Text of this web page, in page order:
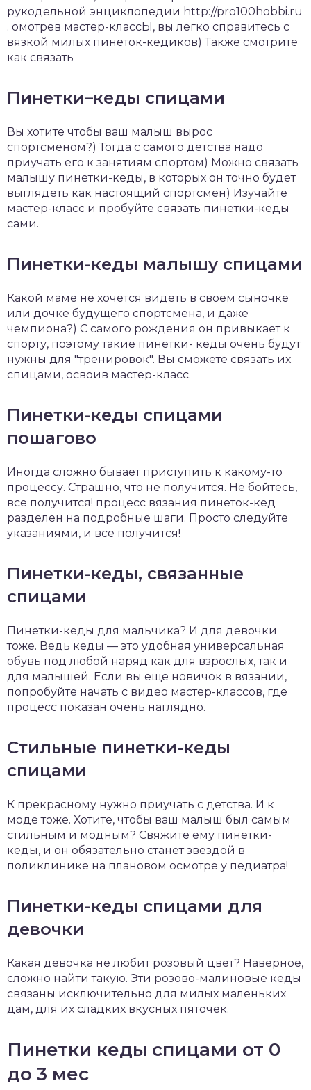
рукодельной энциклопедии http://pro100hobbi.ru
. омотрев мастер-классЫ, вы легко справитесь с
вязкой милых пинеток-кедиков) Также смотрите
как связать
Пинетки–кеды спицами
Вы хотите чтобы ваш малыш вырос
спортсменом?) Тогда с самого детства надо
приучать его к занятиям спортом) Можно связать
малышу пинетки-кеды, в которых он точно будет
выглядеть как настоящий спортсмен) Изучайте
мастер-класс и пробуйте связать пинетки-кеды
сами.
Пинетки-кеды малышу спицами
Какой маме не хочется видеть в своем сыночке
или дочке будущего спортсмена, и даже
чемпиона?) С самого рождения он привыкает к
спорту, поэтому такие пинетки- кеды очень будут
нужны для "тренировок". Вы сможете связать их
спицами, освоив мастер-класс.
Пинетки-кеды спицами
пошагово
Иногда сложно бывает приступить к какому-то
процессу. Страшно, что не получится. Не бойтесь,
все получится! процесс вязания пинеток-кед
разделен на подробные шаги. Просто следуйте
указаниями, и все получится!
Пинетки-кеды, связанные
спицами
Пинетки-кеды для мальчика? И для девочки
тоже. Ведь кеды — это удобная универсальная
обувь под любой наряд как для взрослых, так и
для малышей. Если вы еще новичок в вязании,
попробуйте начать с видео мастер-классов, где
процесс показан очень наглядно.
Стильные пинетки-кеды
спицами
К прекрасному нужно приучать с детства. И к
моде тоже. Хотите, чтобы ваш малыш был самым
стильным и модным? Свяжите ему пинетки-
кеды, и он обязательно станет звездой в
поликлинике на плановом осмотре у педиатра!
Пинетки-кеды спицами для
девочки
Какая девочка не любит розовый цвет? Наверное,
сложно найти такую. Эти розово-малиновые кеды
связаны исключительно для милых маленьких
дам, для их сладких вкусных пяточек.
Пинетки кеды спицами от 0
до 3 мес